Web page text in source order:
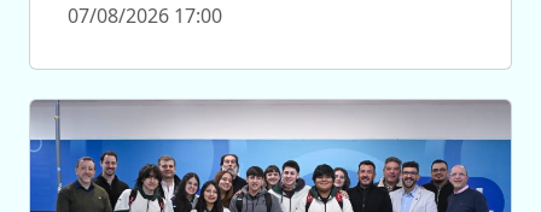
07/08/2026 17:00